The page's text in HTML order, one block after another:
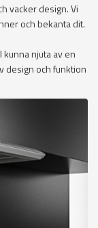
vacker design. Vi
och bekanta dit.
kunna njuta av en
design och funktion